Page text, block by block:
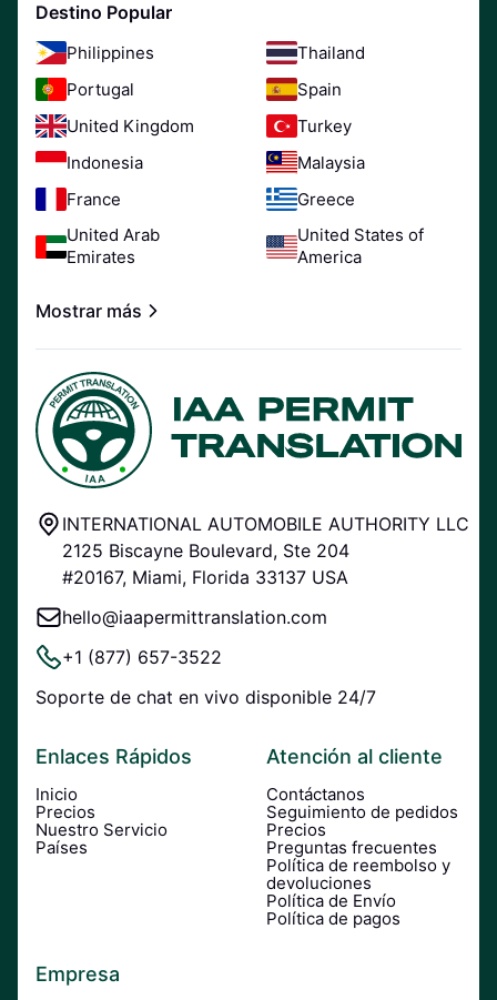
Destino Popular
Philippines
Thailand
Portugal
Spain
United Kingdom
Turkey
Indonesia
Malaysia
France
Greece
United Arab
Emirates
United States of
America
Mostrar más
INTERNATIONAL AUTOMOBILE AUTHORITY LLC
2125 Biscayne Boulevard, Ste 204
#20167, Miami, Florida 33137 USA
hello@iaapermittranslation.com
+1 (877) 657-3522
Soporte de chat en vivo disponible 24/7
Enlaces Rápidos
Inicio
Precios
Nuestro Servicio
Países
Atención al cliente
Contáctanos
Seguimiento de pedidos
Precios
Preguntas frecuentes
Política de reembolso y
devoluciones
Política de Envío
Política de pagos
Empresa